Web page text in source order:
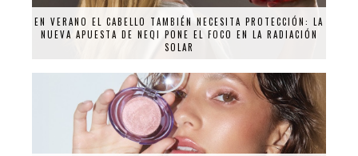
EN VERANO EL CABELLO TAMBIÉN NECESITA PROTECCIÓN: LA
NUEVA APUESTA DE NEQI PONE EL FOCO EN LA RADIACIÓN
SOLAR